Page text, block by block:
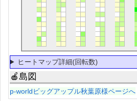
ヒートマップ詳細(回転数)
🍎島図
p-worldビッグアップル秋葉原様ページへ